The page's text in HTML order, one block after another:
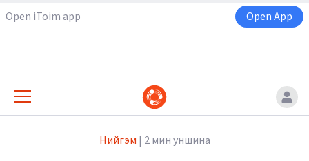
Open iToim app Open App
Нийгэм | 2 мин уншина